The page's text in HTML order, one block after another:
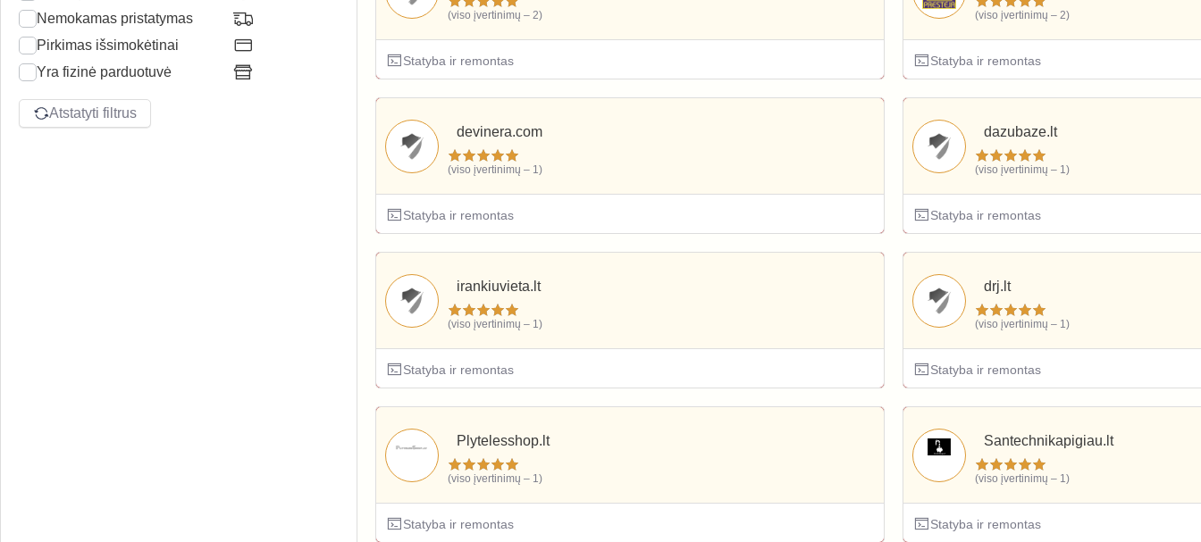
Nemokamas pristatymas
Pirkimas išsimokėtinai
Yra fizinė parduotuvė
Atstatyti filtrus
(viso įvertinimų – 2)
Statyba ir remontas
(viso įvertinimų – 2)
Statyba ir remontas
devinera.com
(viso įvertinimų – 1)
Statyba ir remontas
dazubaze.lt
(viso įvertinimų – 1)
Statyba ir remontas
irankiuvieta.lt
(viso įvertinimų – 1)
Statyba ir remontas
drj.lt
(viso įvertinimų – 1)
Statyba ir remontas
Plytelesshop.lt
(viso įvertinimų – 1)
Statyba ir remontas
Santechnikapigiau.lt
(viso įvertinimų – 1)
Statyba ir remontas